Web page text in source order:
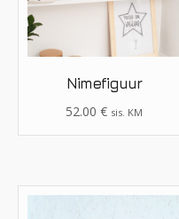
Nimefiguur
52.00 € sis. KM